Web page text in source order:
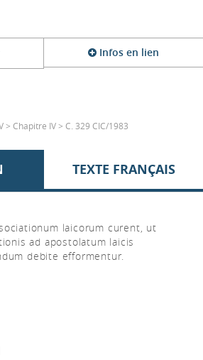
Infos en lien
> Chapitre IV > C. 329 CIC/1983
TEXTE FRANÇAIS
laicorum curent, ut
ad apostolatum laicis
debite efformentur.